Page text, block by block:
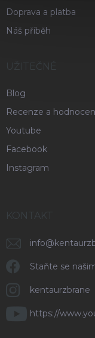
Doprava a platba
Náš příběh
UŽITEČNÉ
Blog
Recenze a
Youtube
Facebook
Instagram
KONTAKT
info@
Staňte se
kentaurzbrane
https://